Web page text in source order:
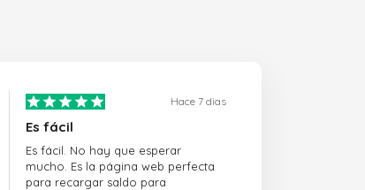
Hace 7 dias
Es fácil
Es fácil. No hay que esperar
mucho. Es la página web perfecta
para recargar saldo para